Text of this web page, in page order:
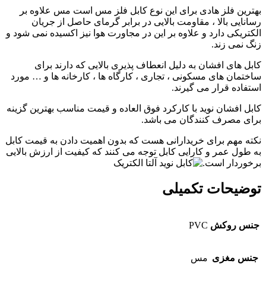
بهترین فلز هادی برای این نوع کابل فلز مس است مس علاوه بر
رسانایی بالا ، مقاومت بالایی در برابر گرمای حاصل از جریان
الکتریکی دارد و علاوه بر این در مجاورت هوا نیز اکسیده نمی شود و
زنگ نمی زند.
کابل های افشان به دلیل انعطاف پذیری بالایی که دارند برای
ساختمان های مسکونی ، تجاری ، کارگاه ها ، کارخانه ها و … مورد
استفاده قرار می گیرند.
کابل افشان نوید با کارکرد فوق العاده و قیمت مناسب بهترین گزینه
برای مصرف کنندگان می باشد.
نکته مهم برای خریدارانی هست که بدون اهمیت دادن به قیمت کابل
به طول عمر و کارایی کابل توجه می کنند که کیفیت از ارزش بالایی
برخوردار است.
توضیحات تکمیلی
جنس روکش PVC
جنس مغزی مس